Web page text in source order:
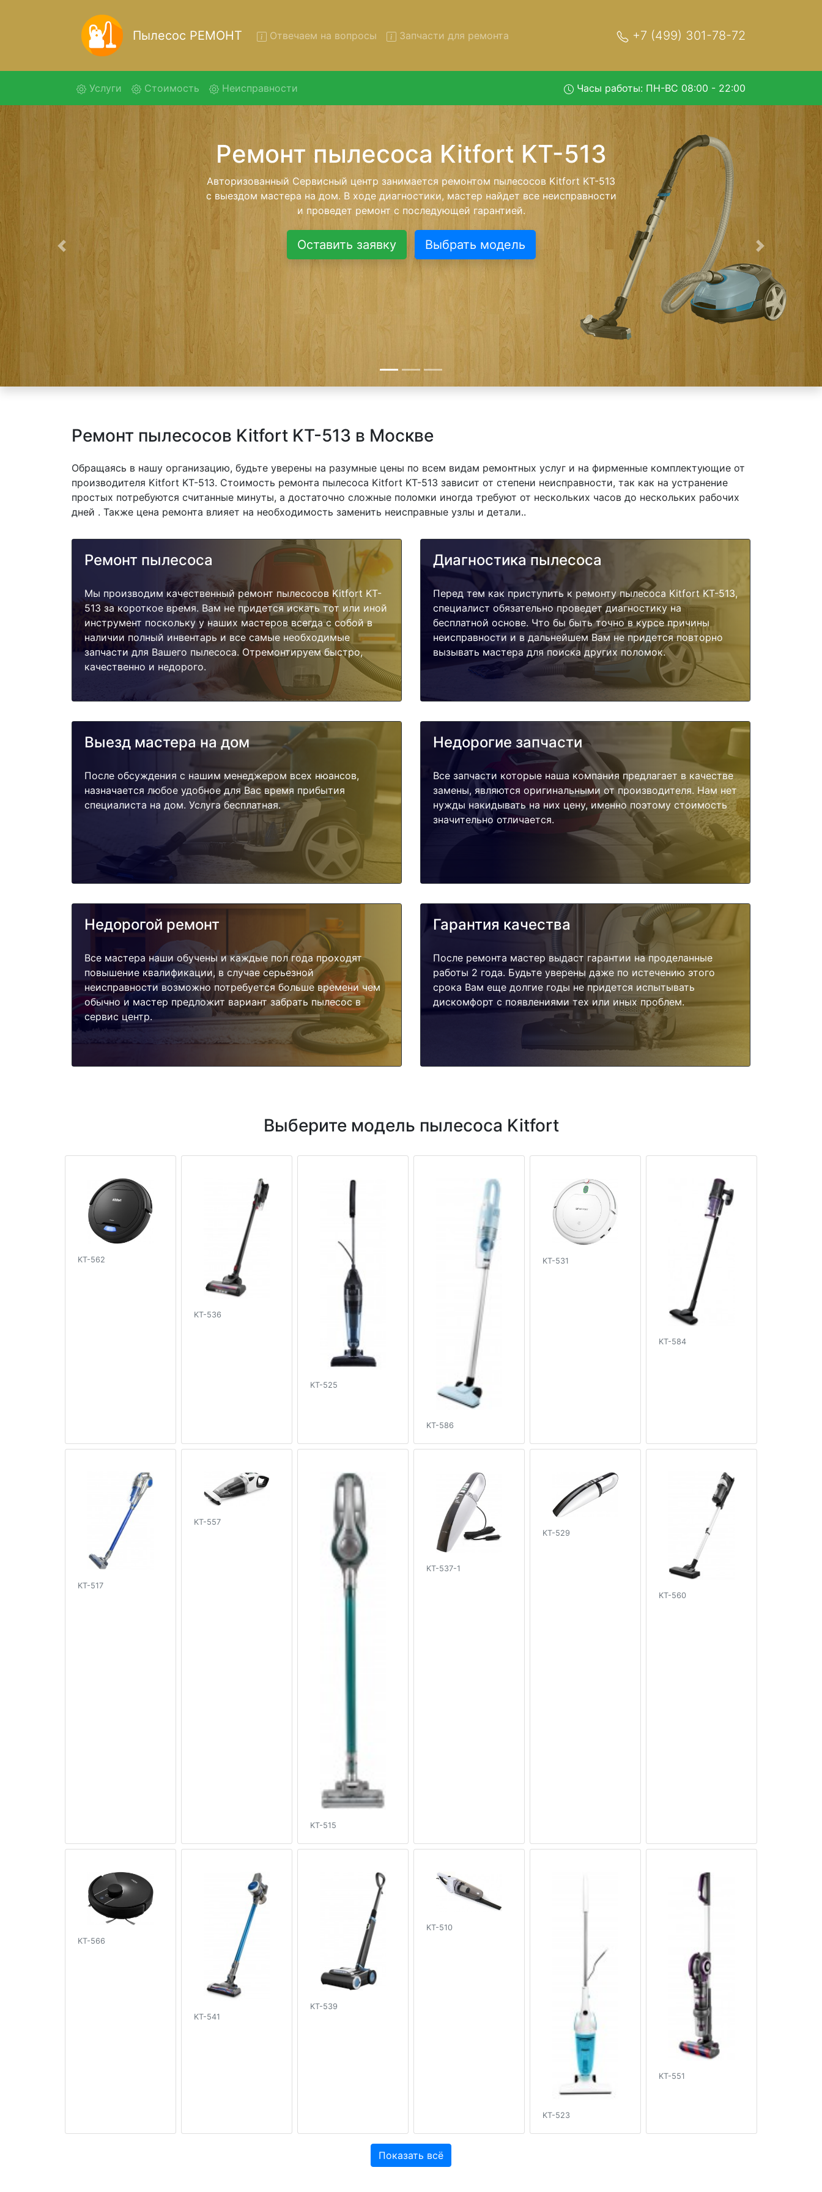
Пылесос РЕМОНТ Отвечаем на вопросы Запчасти для ремонта +7 (499) 301-78-72
Услуги (current)Стоимость Неисправности Часы работы: ПН-ВС 08:00 - 22:00
Ремонт пылесосов Kitfort KT-513 с
вывозом в сервис
Ремонт пылесосов Kitfort KT-513 с вывозом в сервисный центр и обратно - с
помощью нашей бесплатной услуги, специалист заберет Ваш пылесос для
дальнейшего более детального ремонта. Оговоренная стоимость ремонта
останется неизменно при возвращении видеотехники обратно.
Оставить заявку Выбрать модель
Предыдущая Следующая
Ремонт пылесосов Kitfort KT-513 в Москве
Обращаясь в нашу организацию, будьте уверены на разумные цены по всем видам ремонтных услуг и на фирменные комплектующие от
производителя Kitfort KT-513. Стоимость ремонта пылесоса Kitfort KT-513 зависит от степени неисправности, так как на устранение
простых потребуются считанные минуты, а достаточно сложные поломки иногда требуют от нескольких часов до нескольких рабочих
дней . Также цена ремонта влияет на необходимость заменить неисправные узлы и детали..
Ремонт пылесоса
Мы производим качественный ремонт пылесосов Kitfort KT-
513 за короткое время. Вам не придется искать тот или иной
инструмент поскольку у наших мастеров всегда с собой в
наличии полный инвентарь и все самые необходимые
запчасти для Вашего пылесоса. Отремонтируем быстро,
качественно и недорого.
Диагностика пылесоса
Перед тем как приступить к ремонту пылесоса Kitfort KT-513,
специалист обязательно проведет диагностику на
бесплатной основе. Что бы быть точно в курсе причины
неисправности и в дальнейшем Вам не придется повторно
вызывать мастера для поиска других поломок.
Выезд мастера на дом
После обсуждения с нашим менеджером всех нюансов,
назначается любое удобное для Вас время прибытия
специалиста на дом. Услуга бесплатная.
Недорогие запчасти
Все запчасти которые наша компания предлагает в качестве
замены, являются оригинальными от производителя. Нам нет
нужды накидывать на них цену, именно поэтому стоимость
значительно отличается.
Недорогой ремонт
Все мастера наши обучены и каждые пол года проходят
повышение квалификации, в случае серьезной
неисправности возможно потребуется больше времени чем
обычно и мастер предложит вариант забрать пылесос в
сервис центр.
Гарантия качества
После ремонта мастер выдаст гарантии на проделанные
работы 2 года. Будьте уверены даже по истечению этого
срока Вам еще долгие годы не придется испытывать
дискомфорт с появлениями тех или иных проблем.
Выберите модель пылесоса Kitfort
KT-562
KT-536
KT-525
KT-586
KT-531
KT-584
KT-517
KT-557
KT-515
KT-537-1
KT-529
KT-560
KT-566
KT-541
KT-539
KT-510
KT-523
KT-551
Показать всё